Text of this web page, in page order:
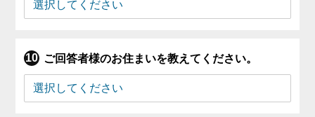
ご回答者様のお住まいを教えてください。